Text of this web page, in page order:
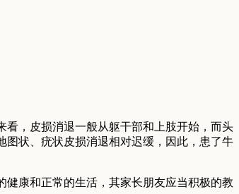
，皮损消退一般从躯干部和上肢开始，而头
状、疣状皮损消退相对迟缓，因此，患了牛
康和正常的生活，其家长朋友应当积极的教